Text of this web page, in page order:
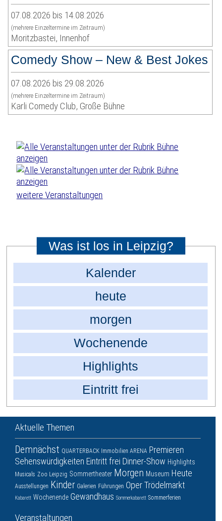
07.08.2026 bis 14.08.2026
(mehrere Einzeltermine im Zeitraum)
Moritzbastei, Innenhof
Comedy Show – New & Best Jokes
07.08.2026 bis 29.08.2026
(mehrere Einzeltermine im Zeitraum)
Karli Comedy Club, Große Bühne
weitere Veranstaltungen
Was ist los in Leipzig?
Kalender
heute
morgen
Wochenende
Highlights
Eintritt frei
Aktuelle Themen
Demnächst QUARTERBACK Immobilien ARENA Premieren
Sehenswürdigkeiten Eintritt frei Dinner-Show Highlights
Musicals Zoo Leipzig Sommertheater Morgen Museum Heute
Ausstellungen Kinder Galerien Führungen OperTrödelmarkt
Kabarett Wochenende Gewandhaus Sommerkabarett Sommerferien
Veranstaltungen